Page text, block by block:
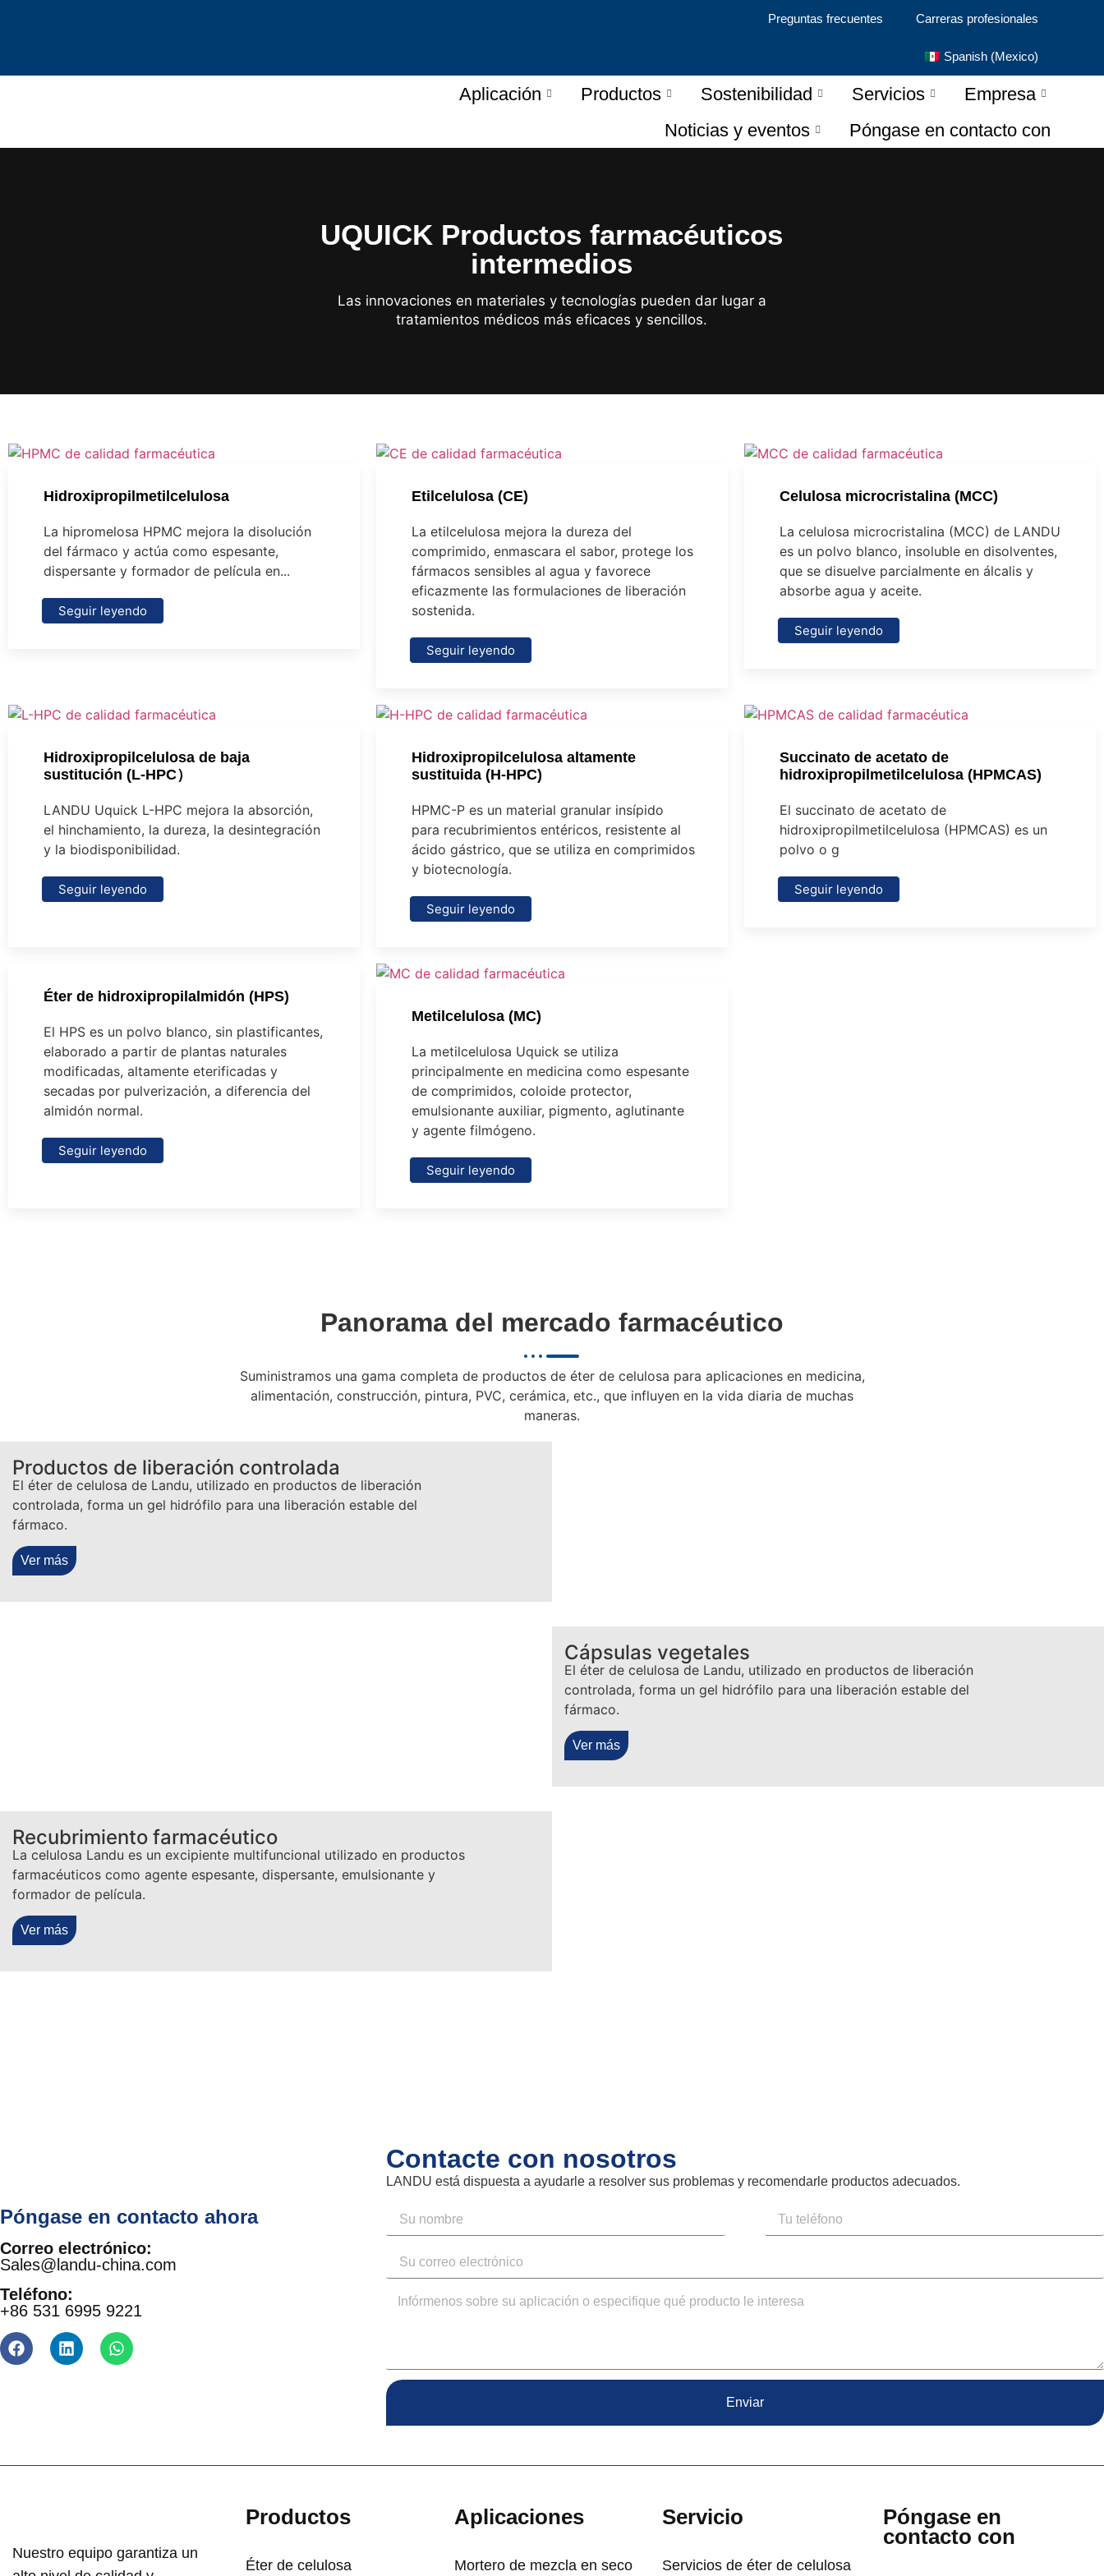
Preguntas frecuentes Carreras profesionales
Spanish (Mexico)
Aplicación Productos Sostenibilidad Servicios
Empresa
Noticias y eventos
Póngase en contacto con
UQUICK Productos farmacéuticos
intermedios
Las innovaciones en materiales y tecnologías pueden dar lugar a
tratamientos médicos más eficaces y sencillos.
Hidroxipropilmetilcelulosa
La hipromelosa HPMC mejora la disolución
del fármaco y actúa como espesante,
dispersante y formador de película en...
Seguir leyendo
Etilcelulosa (CE)
La etilcelulosa mejora la dureza del
comprimido, enmascara el sabor, protege los
fármacos sensibles al agua y favorece
eficazmente las formulaciones de liberación
sostenida.
Seguir leyendo
Celulosa microcristalina (MCC)
La celulosa microcristalina (MCC) de LANDU
es un polvo blanco, insoluble en disolventes,
que se disuelve parcialmente en álcalis y
absorbe agua y aceite.
Seguir leyendo
Hidroxipropilcelulosa de baja
sustitución (L-HPC）
LANDU Uquick L-HPC mejora la absorción,
el hinchamiento, la dureza, la desintegración
y la biodisponibilidad.
Seguir leyendo
Hidroxipropilcelulosa altamente
sustituida (H-HPC)
HPMC-P es un material granular insípido
para recubrimientos entéricos, resistente al
ácido gástrico, que se utiliza en comprimidos
y biotecnología.
Seguir leyendo
Succinato de acetato de
hidroxipropilmetilcelulosa (HPMCAS)
El succinato de acetato de
hidroxipropilmetilcelulosa (HPMCAS) es un
polvo o g
Seguir leyendo
Éter de hidroxipropilalmidón (HPS)
El HPS es un polvo blanco, sin plastificantes,
elaborado a partir de plantas naturales
modificadas, altamente eterificadas y
secadas por pulverización, a diferencia del
almidón normal.
Seguir leyendo
Metilcelulosa (MC)
La metilcelulosa Uquick se utiliza
principalmente en medicina como espesante
de comprimidos, coloide protector,
emulsionante auxiliar, pigmento, aglutinante
y agente filmógeno.
Seguir leyendo
Panorama del mercado farmacéutico
Suministramos una gama completa de productos de éter de celulosa para aplicaciones en medicina,
alimentación, construcción, pintura, PVC, cerámica, etc., que influyen en la vida diaria de muchas
maneras.
Productos de liberación controlada
El éter de celulosa de Landu, utilizado en productos de liberación
controlada, forma un gel hidrófilo para una liberación estable del
fármaco.
Ver más
Cápsulas vegetales
El éter de celulosa de Landu, utilizado en productos de liberación
controlada, forma un gel hidrófilo para una liberación estable del
fármaco.
Ver más
Recubrimiento farmacéutico
La celulosa Landu es un excipiente multifuncional utilizado en productos
farmacéuticos como agente espesante, dispersante, emulsionante y
formador de película.
Ver más
Póngase en contacto ahora
Correo electrónico:
Sales@landu-china.com
Teléfono:
+86 531 6995 9221
Contacte con nosotros
LANDU está dispuesta a ayudarle a resolver sus problemas y recomendarle productos adecuados.
Enviar
Nuestro equipo garantiza un
Productos
Éter de celulosa
Aplicaciones
Mortero de mezcla en seco
Servicio
Servicios de éter de celulosa
Póngase en
contacto con